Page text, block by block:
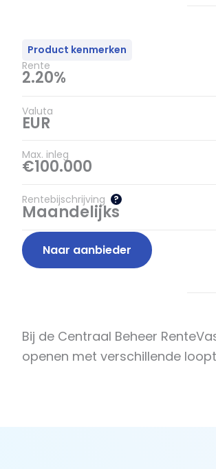
Product kenmerken
Rente
2.20%
Valuta
EUR
Max. inleg
€100.000
Rentebijschrijving ?
Maandelijks
Naar aanbieder
Bij de Centraal Beheer
openen met verschillende